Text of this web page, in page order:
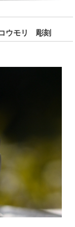
ウモリ 彫刻